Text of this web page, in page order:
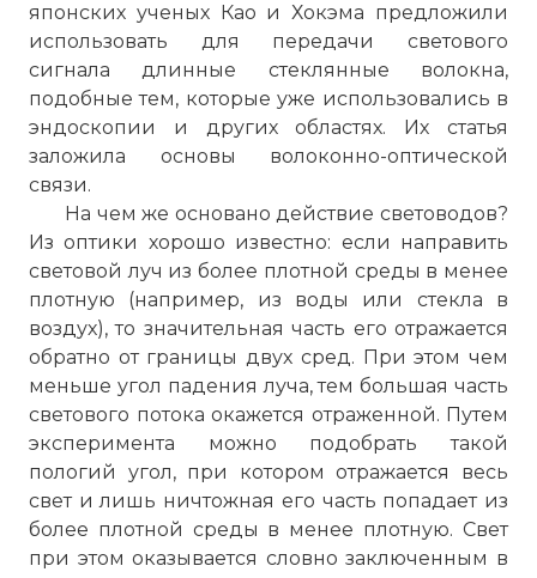
японских ученых Као и Хокэма предложили
использовать для передачи светового
сигнала длинные стеклянные волокна,
подобные тем, которые уже использовались в
эндоскопии и других областях. Их статья
заложила основы волоконно-оптической
связи.
На чем же основано действие световодов?
Из оптики хорошо известно: если направить
световой луч из более плотной среды в менее
плотную (например, из воды или стекла в
воздух), то значительная часть его отражается
обратно от границы двух сред. При этом чем
меньше угол падения луча, тем большая часть
светового потока окажется отраженной. Путем
эксперимента можно подобрать такой
пологий угол, при котором отражается весь
свет и лишь ничтожная его часть попадает из
более плотной среды в менее плотную. Свет
при этом оказывается словно заключенным в